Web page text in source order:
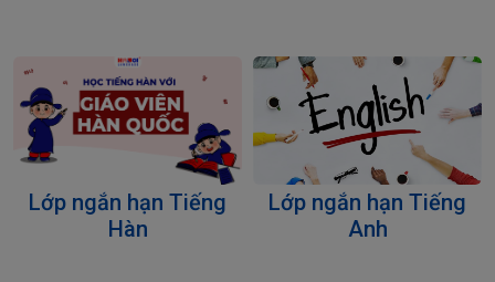
Lớp ngắn hạn Tiếng
Hàn
Lớp ngắn hạn Tiếng
Anh